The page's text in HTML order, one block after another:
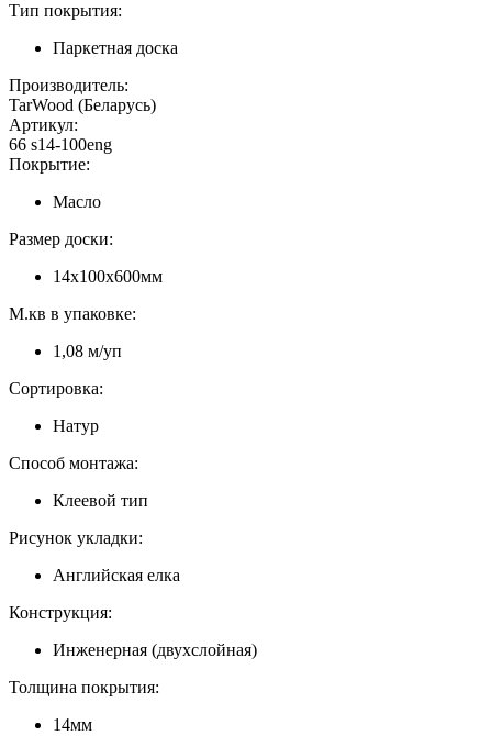
Тип покрытия:
Паркетная доска
Производитель:
TarWood (Беларусь)
Артикул:
66 s14-100eng
Покрытие:
Масло
Размер доски:
14х100х600мм
М.кв в упаковке:
1,08 м/уп
Сортировка:
Натур
Способ монтажа:
Клеевой тип
Рисунок укладки:
Английская елка
Конструкция:
Инженерная (двухслойная)
Толщина покрытия:
14мм